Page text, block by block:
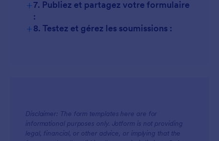
+7. Publiez et partagez votre formulaire
:
+8. Testez et gérez les soumissions :
Disclaimer: The form templates here are for
informational purposes only. Jotform is not providing
legal, financial, or other advice, or implying that the